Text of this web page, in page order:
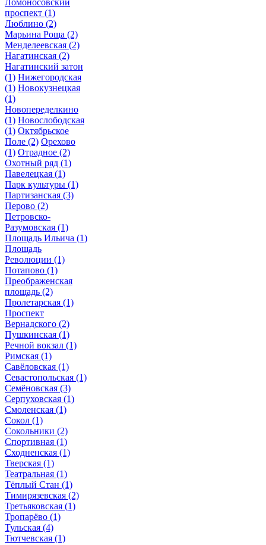
проспект (1)
Люблино (2)
Марьина Роща (2)
Менделеевская (2)
Нагатинская (2)
Нагатинский затон
(1) Нижегородская
(1) Новокузнецкая
(1)
Новопеределкино
(1) Новослободская
(1) Октябрьское
Поле (2) Орехово
(1) Отрадное (2)
Охотный ряд (1)
Павелецкая (1)
Парк культуры (1)
Партизанская (3)
Перово (2)
Петровско-
Разумовская (1)
Площадь Ильича (1)
Площадь
Революции (1)
Потапово (1)
Преображенская
площадь (2)
Пролетарская (1)
Проспект
Вернадского (2)
Пушкинская (1)
Речной вокзал (1)
Римская (1)
Савёловская (1)
Севастопольская (1)
Семёновская (3)
Серпуховская (1)
Смоленская (1)
Сокол (1)
Сокольники (2)
Спортивная (1)
Сходненская (1)
Тверская (1)
Театральная (1)
Тёплый Стан (1)
Тимирязевская (2)
Третьяковская (1)
Тропарёво (1)
Тульская (4)
Тютчевская (1)